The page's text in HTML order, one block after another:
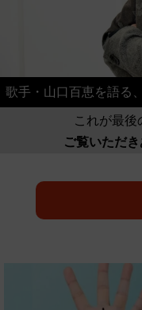
歌手・山口百恵を語る
これが最後
ご覧いただ